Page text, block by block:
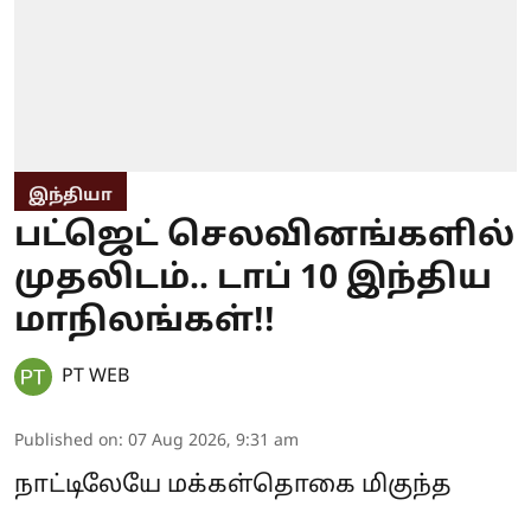
இந்தியா
பட்ஜெட் செலவினங்களில்
முதலிடம்.. டாப் 10 இந்திய
மாநிலங்கள்!!
PT WEB
Published on: 07 Aug 2026, 9:31 am
நாட்டிலேயே மக்கள்தொகை மிகுந்த